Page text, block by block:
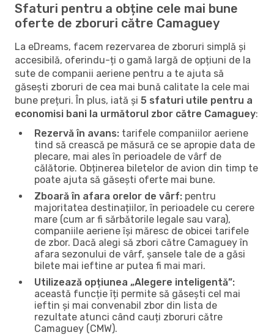
Sfaturi pentru a obține cele mai bune
oferte de zboruri către Camaguey
La eDreams, facem rezervarea de zboruri simplă și
accesibilă, oferindu-ți o gamă largă de opțiuni de la
sute de companii aeriene pentru a te ajuta să
găsești zboruri de cea mai bună calitate la cele mai
bune prețuri. În plus, iată și 5 sfaturi utile pentru a
economisi bani la următorul zbor către Camaguey:
Rezervă în avans: tarifele companiilor aeriene
tind să crească pe măsură ce se apropie data de
plecare, mai ales în perioadele de vârf de
călătorie. Obținerea biletelor de avion din timp te
poate ajuta să găsești oferte mai bune.
Zboară în afara orelor de vârf: pentru
majoritatea destinațiilor, în perioadele cu cerere
mare (cum ar fi sărbătorile legale sau vara),
companiile aeriene își măresc de obicei tarifele
de zbor. Dacă alegi să zbori către Camaguey în
afara sezonului de vârf, șansele tale de a găsi
bilete mai ieftine ar putea fi mai mari.
Utilizează opțiunea „Alegere inteligentă”:
această funcție îți permite să găsești cel mai
ieftin și mai convenabil zbor din lista de
rezultate atunci când cauți zboruri către
Camaguey (CMW).